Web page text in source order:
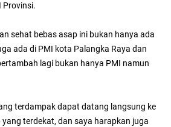
Provinsi.
sehat bebas asap ini bukan hanya ada
ada di PMI kota Palangka Raya dan
lagi bukan hanya PMI namun
terdampak dapat datang langsung ke
terdekat, dan saya harapkan juga